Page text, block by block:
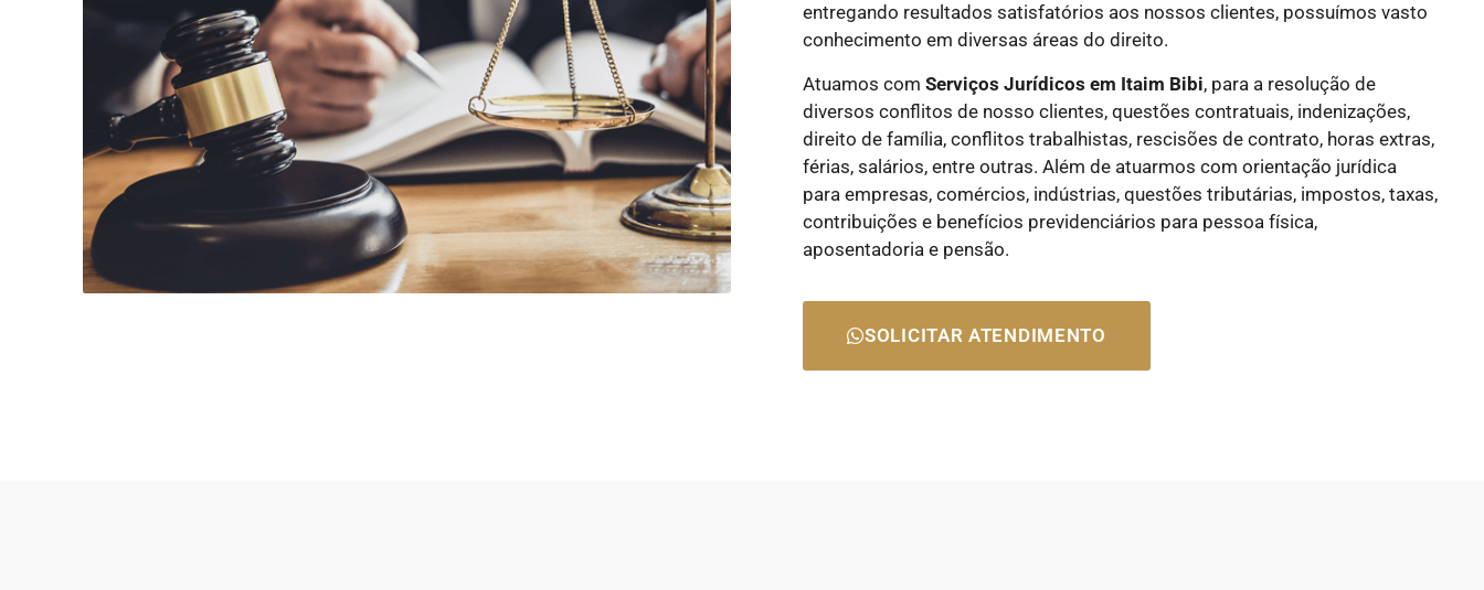
entregando resultados satisfatórios aos nossos clientes, possuímos vasto
conhecimento em diversas áreas do direito.
Atuamos comServiços Jurídicosem Itaim Bibi, para a resolução de
diversos conflitos de nosso clientes, questões contratuais, indenizações,
direito de família, conflitos trabalhistas, rescisões de contrato, horas extras,
férias, salários, entre outras. Além de atuarmos com orientação jurídica
para empresas, comércios, indústrias, questões tributárias, impostos, taxas,
contribuições e benefícios previdenciários para pessoa física,
aposentadoria e pensão.
SOLICITAR ATENDIMENTO